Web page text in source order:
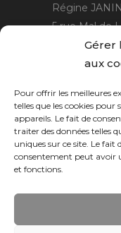
Gérer
aux
Pour offrir les meilleures
telles que les cookies
appareils. Le fait de
traiter des données telles
uniques sur ce site. Le fait
consentement peut avoir
et fonctions.
Régine JANIN
5 rue Mal de
21220
06 15 15 80 29
Horaires :sur